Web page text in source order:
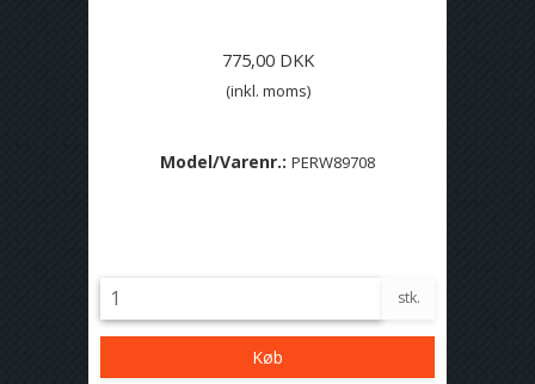
775,00 DKK
(inkl. moms)
Model/Varenr.: PERW89708
stk.
Køb